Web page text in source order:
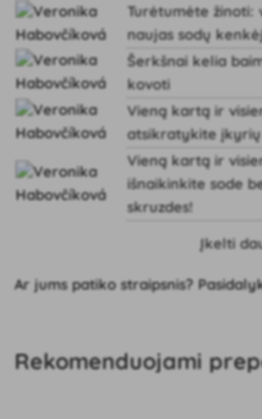
Turėtumėte žinoti:
naujas sodų
Šerkšnai kelia
kovoti
Vieną kartą ir
atsikratykite įkyrių
Vieną kartą ir
išnaikinkite sode
skruzdes!
Įkelti
Ar jums patiko straipsnis?
Rekomenduojami